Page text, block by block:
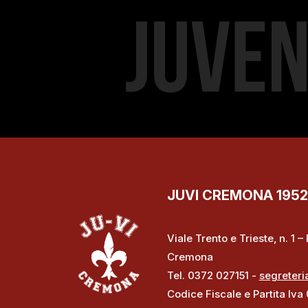
JUVI CREMONA
Viale Trento e Trieste, n. 1
Cremona
Tel. 0372 027151 -
Codice Fiscale e Partita Iva